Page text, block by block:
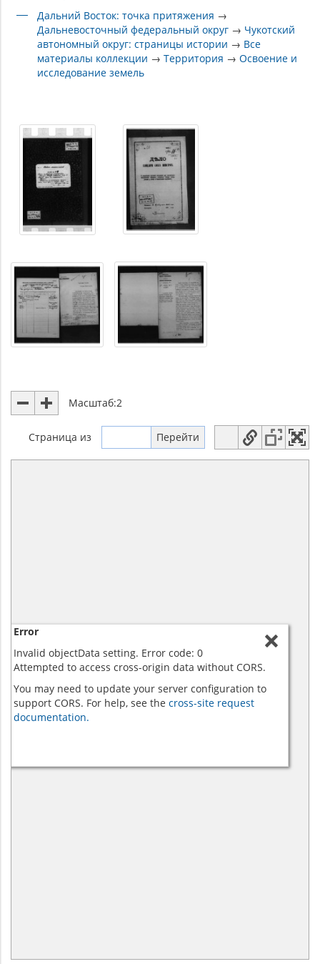
Дальний Восток: точка притяжения →
Дальневосточный федеральный округ → Чукотский
автономный округ: страницы истории → Все
материалы коллекции →Территория →Освоение и
исследование земель
Масштаб:2
Страница из
Error
Invalid objectData setting. Error code: 0
Attempted to access cross-origin data without CORS.
You may need to update your server configuration to
support CORS. For help, see the cross-site request
documentation.